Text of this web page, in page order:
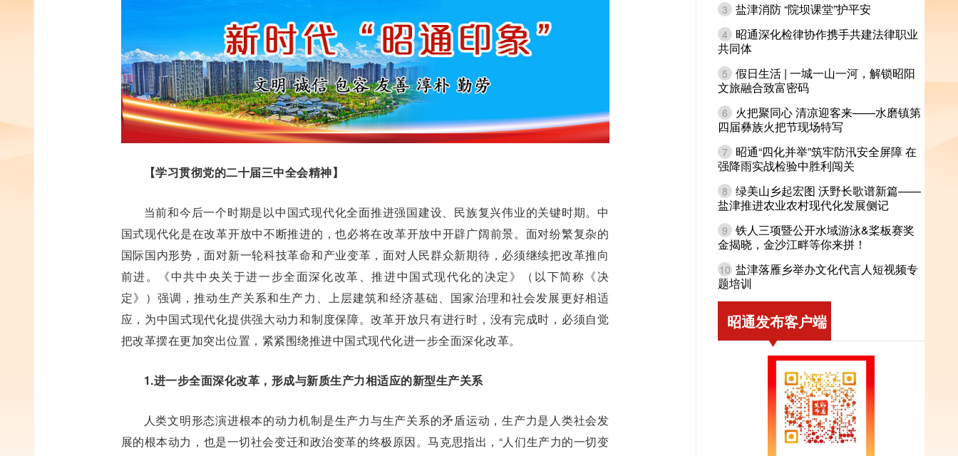
【学习贯彻党的二十届三中全会精神】
当前和今后一个时期是以中国式现代化全面推进强国建设、民族复兴伟业的关键时期。中
国式现代化是在改革开放中不断推进的，也必将在改革开放中开辟广阔前景。面对纷繁复杂的
国际国内形势，面对新一轮科技革命和产业变革，面对人民群众新期待，必须继续把改革推向
前进。《中共中央关于进一步全面深化改革、推进中国式现代化的决定》（以下简称《决
定》）强调，推动生产关系和生产力、上层建筑和经济基础、国家治理和社会发展更好相适
应，为中国式现代化提供强大动力和制度保障。改革开放只有进行时，没有完成时，必须自觉
把改革摆在更加突出位置，紧紧围绕推进中国式现代化进一步全面深化改革。
1.进一步全面深化改革，形成与新质生产力相适应的新型生产关系
人类文明形态演进根本的动力机制是生产力与生产关系的矛盾运动，生产力是人类社会发
展的根本动力，也是一切社会变迁和政治变革的终极原因。马克思指出，“人们生产力的一切变
3 盐津消防 “院坝课堂”护平安
4
昭通深化检律协作携手共建法律职业
共同体
5 假日生活 | 一城一山一河，解锁昭阳
文旅融合致富密码
6
火把聚同心 清凉迎客来——水磨镇第
四届彝族火把节现场特写
7
昭通“四化并举”筑牢防汛安全屏障 在
强降雨实战检验中胜利闯关
8 绿美山乡起宏图 沃野长歌谱新篇——
盐津推进农业农村现代化发展侧记
9 铁人三项暨公开水域游泳&桨板赛奖
金揭晓，金沙江畔等你来拼！
10 盐津落雁乡举办文化代言人短视频专
题培训
昭通发布客户端